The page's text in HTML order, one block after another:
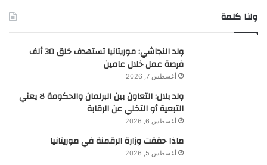
ولنا كلمة
ولد النجاشي: موريتانيا تستهدف خلق 30 ألف
فرصة عمل خلال عامين
أغسطس 7, 2026
ولد بلال: التعاون بين البرلمان والحكومة لا يعني
التبعية أو التخلي عن الرقابة
أغسطس 6, 2026
ماذا حققت وزارة الرقمنة في موريتانيا
أغسطس 5, 2026